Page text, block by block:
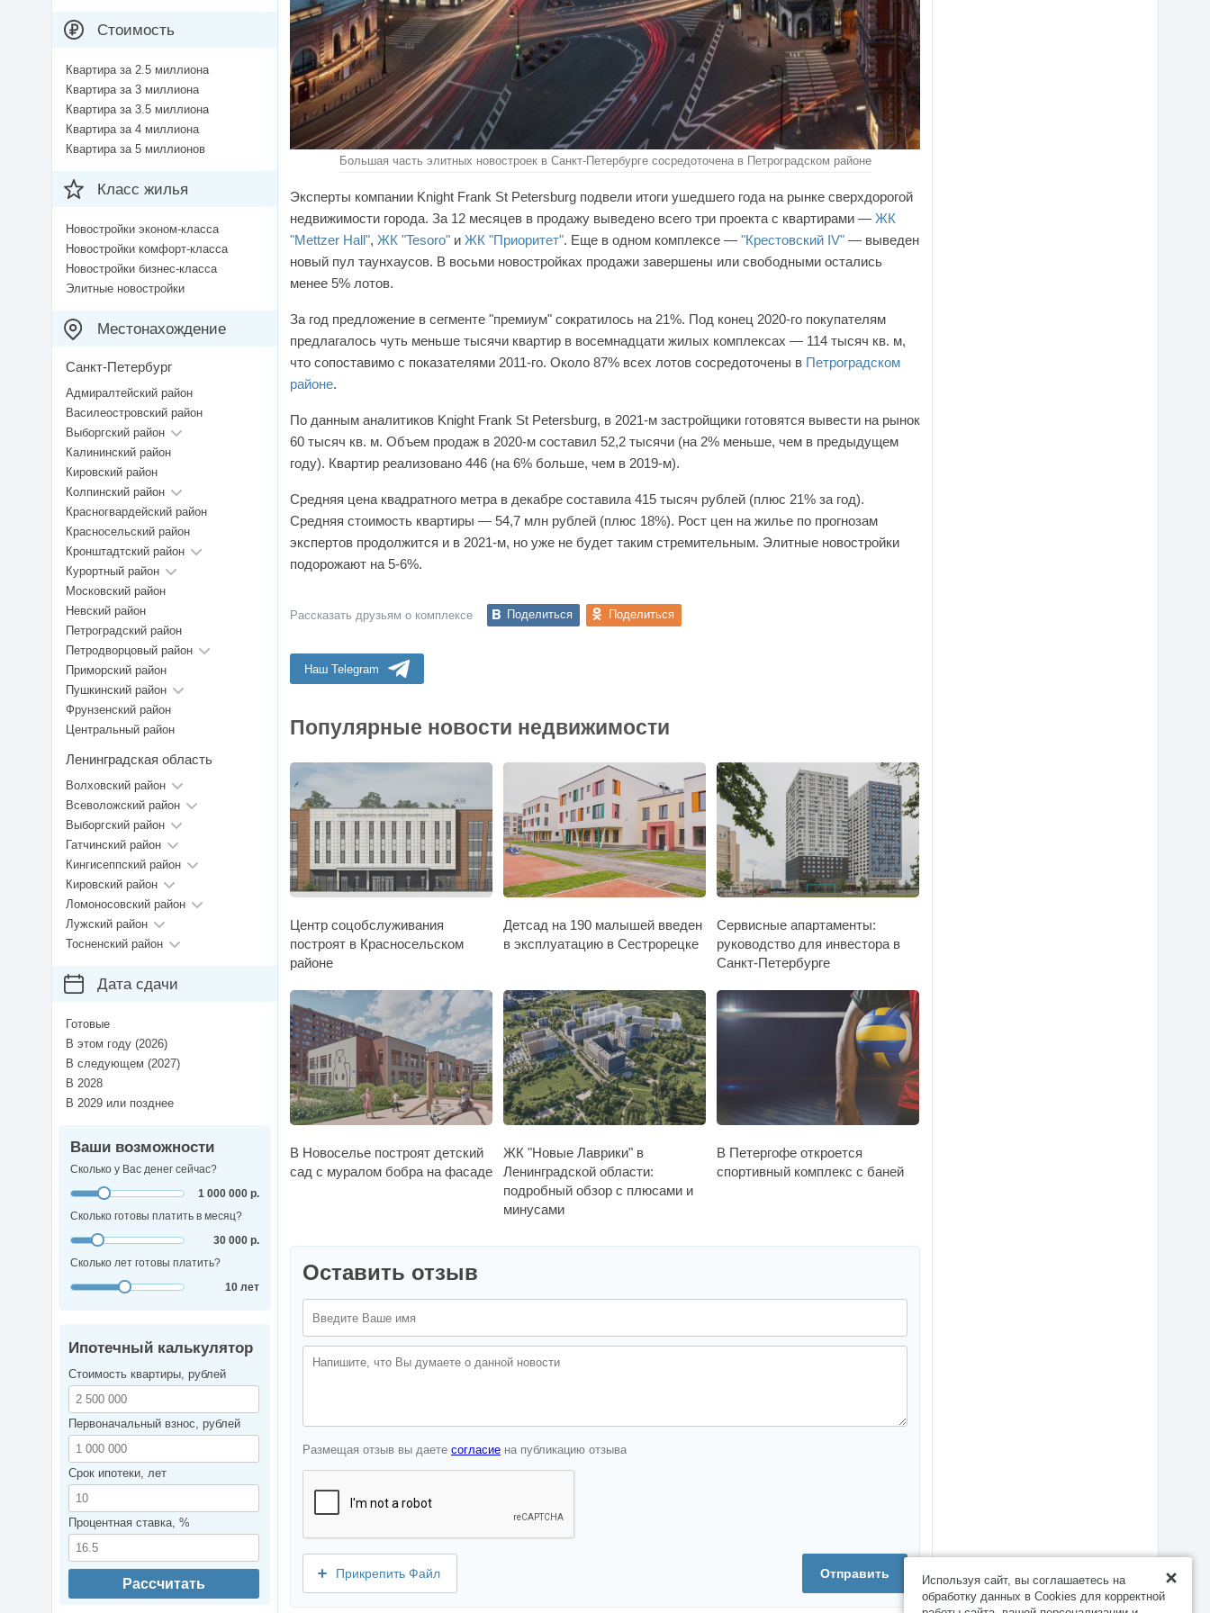
Большая часть элитных новостроек в Санкт-Петербурге сосредоточена в Петроградском районе
Эксперты компании Knight Frank St Petersburg подвели итоги ушедшего года на рынке сверхдорогой
недвижимости города. За 12 месяцев в продажу выведено всего три проекта с квартирами — ЖК
"Mettzer Hall", ЖК "Tesoro" и ЖК "Приоритет". Еще в одном комплексе — "Крестовский IV" — выведен
новый пул таунхаусов. В восьми новостройках продажи завершены или свободными остались
менее 5% лотов.
За год предложение в сегменте "премиум" сократилось на 21%. Под конец 2020-го покупателям
предлагалось чуть меньше тысячи квартир в восемнадцати жилых комплексах — 114 тысяч кв. м,
что сопоставимо с показателями 2011-го. Около 87% всех лотов сосредоточены в Петроградском
районе.
По данным аналитиков Knight Frank St Petersburg, в 2021-м застройщики готовятся вывести на рынок
60 тысяч кв. м. Объем продаж в 2020-м составил 52,2 тысячи (на 2% меньше, чем в предыдущем
году). Квартир реализовано 446 (на 6% больше, чем в 2019-м).
Средняя цена квадратного метра в декабре составила 415 тысяч рублей (плюс 21% за год).
Средняя стоимость квартиры — 54,7 млн рублей (плюс 18%). Рост цен на жилье по прогнозам
экспертов продолжится и в 2021-м, но уже не будет таким стремительным. Элитные новостройки
подорожают на 5-6%.
Рассказать друзьям о комплексе Поделиться Поделиться
Наш Telegram
Популярные новости недвижимости
Центр соцобслуживания
построят в Красносельском
районе
Детсад на 190 малышей введен
в эксплуатацию в Сестрорецке
​Сервисные апартаменты:
руководство для инвестора в
Санкт-Петербурге
В Новоселье построят детский
сад с муралом бобра на фасаде
ЖК "Новые Лаврики" в
Ленинградской области:
подробный обзор с плюсами и
минусами
В Петергофе откроется
спортивный комплекс с баней
Оставить отзыв
Размещая отзыв вы даете согласие на публикацию отзыва
Отправить
Прикрепить Файл
Стоимость
Квартира за 2.5 миллиона
Квартира за 3 миллиона
Квартира за 3.5 миллиона
Квартира за 4 миллиона
Квартира за 5 миллионов
Класс жилья
Новостройки эконом-класса
Новостройки комфорт-класса
Новостройки бизнес-класса
Элитные новостройки
Местонахождение
Санкт-Петербург
Адмиралтейский район
Василеостровский район
Выборгский район
Калининский район
Кировский район
Колпинский район
Красногвардейский район
Красносельский район
Кронштадтский район
Курортный район
Московский район
Невский район
Петроградский район
Петродворцовый район
Приморский район
Пушкинский район
Фрунзенский район
Центральный район
Ленинградская область
Волховский район
Всеволожский район
Выборгский район
Гатчинский район
Кингисеппский район
Кировский район
Ломоносовский район
Лужский район
Тосненский район
Дата сдачи
Готовые
В этом году (2026)
В следующем (2027)
В 2028
В 2029 или позднее
Ваши возможности
Сколько у Вас денег сейчас?
1 000 000 р.
Сколько готовы платить в месяц?
30 000 р.
Сколько лет готовы платить?
10 лет
Ипотечный калькулятор
Стоимость квартиры, рублей
Первоначальный взнос, рублей
Срок ипотеки, лет
Процентная ставка, %
Рассчитать
Используя сайт, вы соглашаетесь на
обработку данных в Cookies для корректной